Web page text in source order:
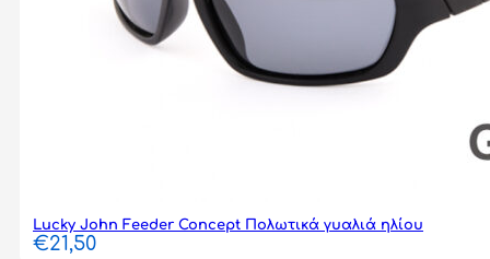
Lucky John Feeder Concept Πολωτικά γυαλιά ηλίου
€21,50